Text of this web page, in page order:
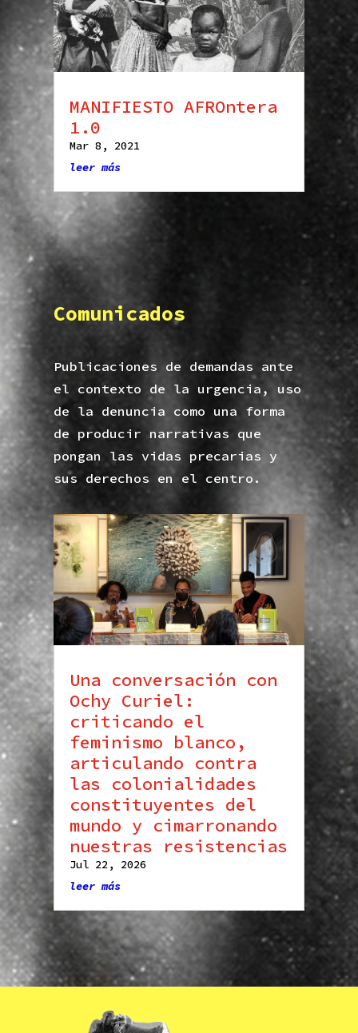
MANIFIESTO AFROntera
1.0
Mar 8, 2021
leer más
Comunicados
Publicaciones de demandas ante
el contexto de la urgencia, uso
de la denuncia como una forma
de producir narrativas que
pongan las vidas precarias y
sus derechos en el centro.
Una conversación con
Ochy Curiel:
criticando el
feminismo blanco,
articulando contra
las colonialidades
constituyentes del
mundo y cimarronando
nuestras resistencias
Jul 22, 2026
leer más